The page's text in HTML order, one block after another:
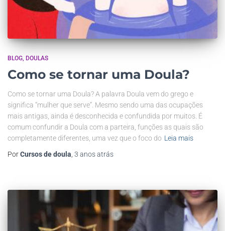
BLOG DOULAS
Como se tornar uma Doula?
Como se tornar uma Doula? A palavra Doula vem do grego e
significa “mulher que serve”. Mesmo sendo uma das ocupações
mais antigas, ainda é desconhecida e confundida por muitos. É
comum confundir a Doula com a parteira, funções as quais são
completamente diferentes, uma vez que o foco do Leia mais
PorCursos de doula 3 anosatrás